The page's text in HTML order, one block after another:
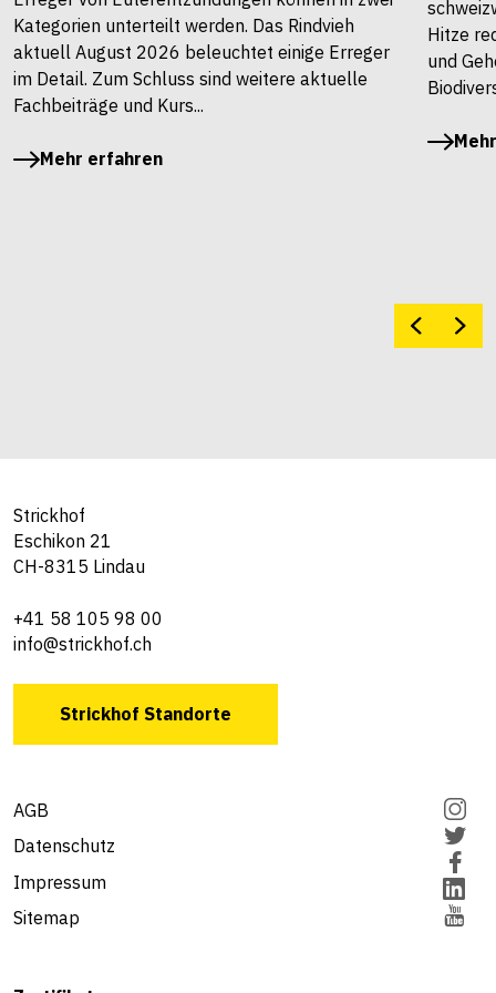
Kategorien unterteilt werden. Das Rindvieh
aktuell August 2026 beleuchtet einige Erreger
im Detail. Zum Schluss sind weitere aktuelle
Fachbeiträge und Kurs...
Mehr erfahren
Hitze
und
Strickhof
Eschikon 21
CH-8315 Lindau
+41 58 105 98 00
info@strickhof.ch
Strickhof Standorte
AGB
Datenschutz
Impressum
Sitemap